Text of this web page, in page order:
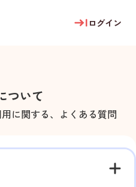
ログイン
ついて
に関する、よくある質問